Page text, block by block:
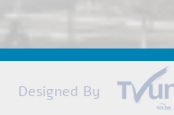
Designed By